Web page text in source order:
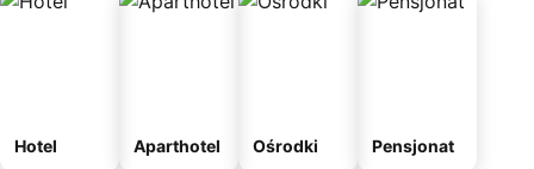
Hotel Aparthotel Ośrodki Pensjonat